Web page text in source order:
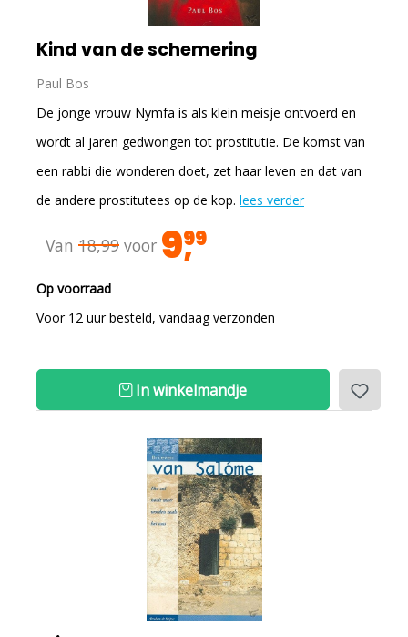
Kind van de schemering
Paul Bos
De jonge vrouw Nymfa is als klein meisje ontvoerd en
wordt al jaren gedwongen tot prostitutie. De komst van
een rabbi die wonderen doet, zet haar leven en dat van
de andere prostitutees op de kop. lees verder
Van 18,99 voor 999
Op voorraad
Voor 12 uur besteld, vandaag verzonden
In winkelmandje